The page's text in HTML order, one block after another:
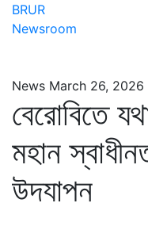
BRUR
Newsroom
News March 26, 2026
বেরোবিতে
মহান
উদযাপন